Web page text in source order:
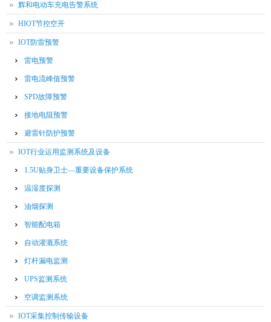
辉和电动车充电告警系统
HIOT节控空开
IOT防雷预警
雷电预警
雷电流峰值预警
SPD故障预警
接地电阻预警
避雷针防护预警
IOT行业运用监测系统及设备
1.5U贴身卫士—重要设备保护系统
温湿度探测
油烟探测
智能配电箱
自动灌溉系统
灯杆漏电监测
UPS监测系统
空调监测系统
IOT采集控制传输设备